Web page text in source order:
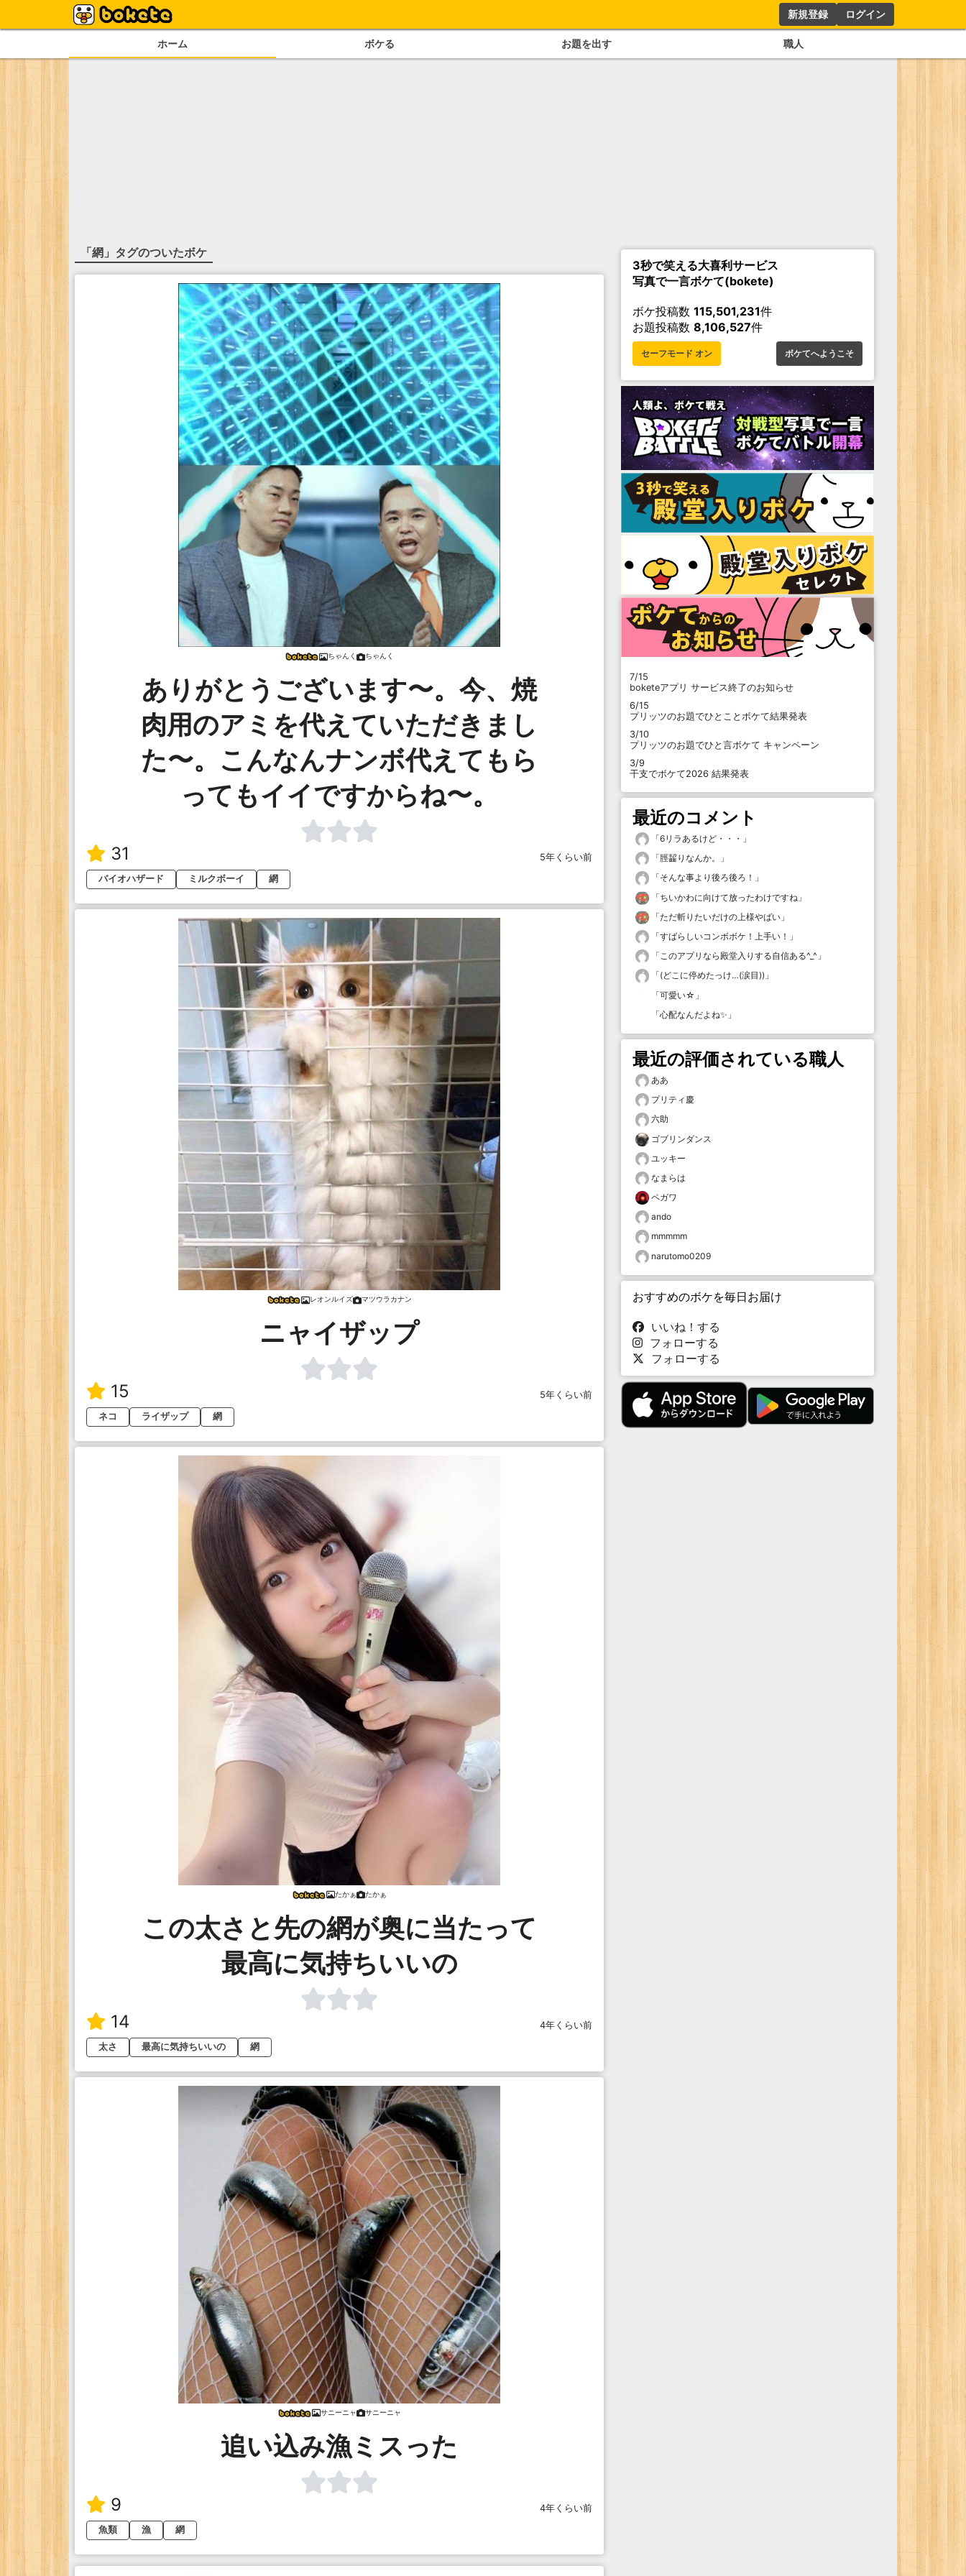
新規登録 ログイン
ホーム ボケる お題を出す 職人
「網 」タグのついたボケ
ちゃんく ちゃんく
ありがとうございます〜。今、焼
肉用のアミを代えていただきまし
た〜。こんなんナンボ代えてもら
ってもイイですからね〜。
31
5年くらい前
バイオハザード
ミルクボーイ 網
レオンルイズ マツウラカナン
ニャイザップ
15
5年くらい前
ネコ
ライザップ 網
たかぁ たかぁ
この太さと先の網が奥に当たって
最高に気持ちいいの
14
4年くらい前
太さ
最高に気持ちいいの 網
サニーニャ サニーニャ
追い込み漁ミスった
9
4年くらい前
魚類
漁 網
3秒で笑える大喜利サービス
写真で一言ボケて(bokete)
ボケ投稿数 115,501,231件
お題投稿数 8,106,527件
セーフモード オン ボケてへようこそ
7/15
boketeアプリ サービス終了のお知らせ
6/15
プリッツのお題でひとことボケて結果発表
3/10
プリッツのお題でひと言ボケて キャンペーン
3/9
干支でボケて2026 結果発表
最近のコメント
「6リラあるけど・・・ 」
「脛齧りなんか。
」
「そんな事より後ろ後ろ！ 」
「ちいかわに向けて放ったわけですね 」
「ただ斬りたいだけの上様やばい 」
「すばらしいコンボボケ！上手い！ 」
「このアプリなら殿堂入りする自信ある^_^ 」
「(どこに停めたっけ…(涙目)) 」
「可愛い☆ 」
「心配なんだよね✨ 」
最近の評価されている職人
ああ
プリティ慶
六助
ゴブリンダンス
ユッキー
なまらは
ペガワ
ando
mmmmm
narutomo0209
おすすめのボケを毎日お届け
いいね！する
フォローする
フォローする